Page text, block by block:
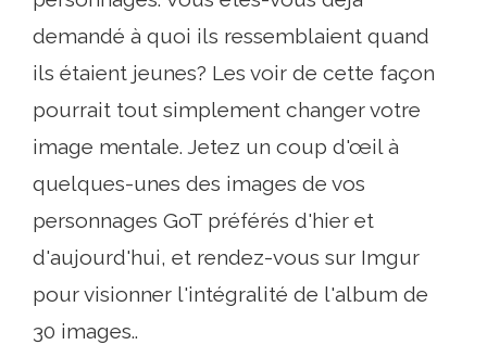
demandé à quoi ils ressemblaient quand
ils étaient jeunes? Les voir de cette façon
pourrait tout simplement changer votre
image mentale. Jetez un coup d'œil à
quelques-unes des images de vos
personnages GoT préférés d'hier et
d'aujourd'hui, et rendez-vous sur Imgur
pour visionner l'intégralité de l'album de
30 images..